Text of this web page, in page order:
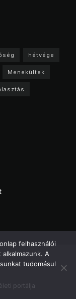
hétvége
Menekültek
portálja
felhasználói
A
tudomásul